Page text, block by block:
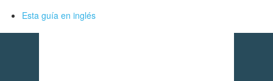
Esta guía en inglés